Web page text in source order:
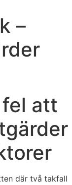
–
fel att
där två takfall